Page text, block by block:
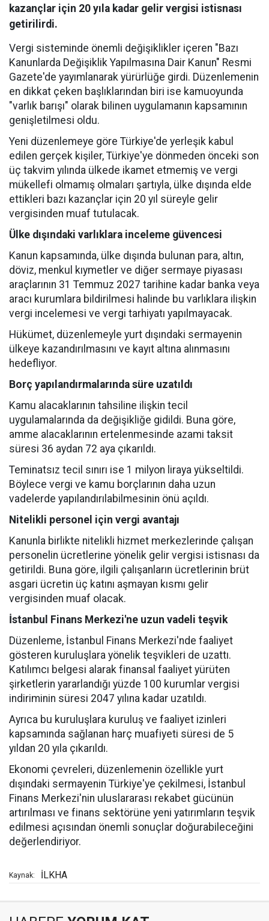
kazançlar için 20 yıla kadar gelir vergisi istisnası
getirilirdi.
Vergi sisteminde önemli değişiklikler içeren "Bazı
Kanunlarda Değişiklik Yapılmasına Dair Kanun" Resmi
Gazete'de yayımlanarak yürürlüğe girdi. Düzenlemenin
en dikkat çeken başlıklarından biri ise kamuoyunda
"varlık barışı" olarak bilinen uygulamanın kapsamının
genişletilmesi oldu.
Yeni düzenlemeye göre Türkiye'de yerleşik kabul
edilen gerçek kişiler, Türkiye'ye dönmeden önceki son
üç takvim yılında ülkede ikamet etmemiş ve vergi
mükellefi olmamış olmaları şartıyla, ülke dışında elde
ettikleri bazı kazançlar için 20 yıl süreyle gelir
vergisinden muaf tutulacak.
Ülke dışındaki varlıklara inceleme güvencesi
Kanun kapsamında, ülke dışında bulunan para, altın,
döviz, menkul kıymetler ve diğer sermaye piyasası
araçlarının 31 Temmuz 2027 tarihine kadar banka veya
aracı kurumlara bildirilmesi halinde bu varlıklara ilişkin
vergi incelemesi ve vergi tarhiyatı yapılmayacak.
Hükümet, düzenlemeyle yurt dışındaki sermayenin
ülkeye kazandırılmasını ve kayıt altına alınmasını
hedefliyor.
Borç yapılandırmalarında süre uzatıldı
Kamu alacaklarının tahsiline ilişkin tecil
uygulamalarında da değişikliğe gidildi. Buna göre,
amme alacaklarının ertelenmesinde azami taksit
süresi 36 aydan 72 aya çıkarıldı.
Teminatsız tecil sınırı ise 1 milyon liraya yükseltildi.
Böylece vergi ve kamu borçlarının daha uzun
vadelerde yapılandırılabilmesinin önü açıldı.
Nitelikli personel için vergi avantajı
Kanunla birlikte nitelikli hizmet merkezlerinde çalışan
personelin ücretlerine yönelik gelir vergisi istisnası da
getirildi. Buna göre, ilgili çalışanların ücretlerinin brüt
asgari ücretin üç katını aşmayan kısmı gelir
vergisinden muaf olacak.
İstanbul Finans Merkezi'ne uzun vadeli teşvik
Düzenleme, İstanbul Finans Merkezi'nde faaliyet
gösteren kuruluşlara yönelik teşvikleri de uzattı.
Katılımcı belgesi alarak finansal faaliyet yürüten
şirketlerin yararlandığı yüzde 100 kurumlar vergisi
indiriminin süresi 2047 yılına kadar uzatıldı.
Ayrıca bu kuruluşlara kuruluş ve faaliyet izinleri
kapsamında sağlanan harç muafiyeti süresi de 5
yıldan 20 yıla çıkarıldı.
Ekonomi çevreleri, düzenlemenin özellikle yurt
dışındaki sermayenin Türkiye'ye çekilmesi, İstanbul
Finans Merkezi'nin uluslararası rekabet gücünün
artırılması ve finans sektörüne yeni yatırımların teşvik
edilmesi açısından önemli sonuçlar doğurabileceğini
değerlendiriyor.
Kaynak: İLKHA